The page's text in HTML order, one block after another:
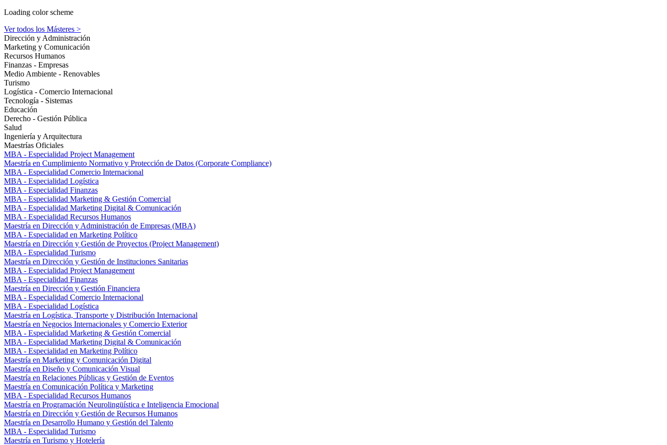
Loading color scheme
Ver todos los Másteres >
Dirección y Administración
Marketing y Comunicación
Recursos Humanos
Finanzas - Empresas
Medio Ambiente - Renovables
Turismo
Logística - Comercio Internacional
Tecnología - Sistemas
Educación
Derecho - Gestión Pública
Salud
Ingeniería y Arquitectura
Maestrías Oficiales
MBA - Especialidad Project Management
Maestría en Cumplimiento Normativo y Protección de Datos (Corporate Compliance)
MBA - Especialidad Comercio Internacional
MBA - Especialidad Logística
MBA - Especialidad Finanzas
MBA - Especialidad Marketing & Gestión Comercial
MBA - Especialidad Marketing Digital & Comunicación
MBA - Especialidad Recursos Humanos
Maestría en Dirección y Administración de Empresas (MBA)
MBA - Especialidad en Marketing Político
Maestría en Dirección y Gestión de Proyectos (Project Management)
MBA - Especialidad Turismo
Maestría en Dirección y Gestión de Instituciones Sanitarias
MBA - Especialidad Project Management
MBA - Especialidad Finanzas
Maestría en Dirección y Gestión Financiera
MBA - Especialidad Comercio Internacional
MBA - Especialidad Logística
Maestría en Logística, Transporte y Distribución Internacional
Maestría en Negocios Internacionales y Comercio Exterior
MBA - Especialidad Marketing & Gestión Comercial
MBA - Especialidad Marketing Digital & Comunicación
MBA - Especialidad en Marketing Político
Maestría en Marketing y Comunicación Digital
Maestría en Diseño y Comunicación Visual
Maestría en Relaciones Públicas y Gestión de Eventos
Maestría en Comunicación Política y Marketing
MBA - Especialidad Recursos Humanos
Maestría en Programación Neurolingüística e Inteligencia Emocional
Maestría en Dirección y Gestión de Recursos Humanos
Maestría en Desarrollo Humano y Gestión del Talento
MBA - Especialidad Turismo
Maestría en Turismo y Hotelería